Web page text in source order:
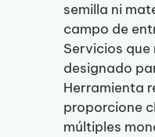
semilla ni
campo de
Servicios
designado
Herramienta
proporcione
múltiples